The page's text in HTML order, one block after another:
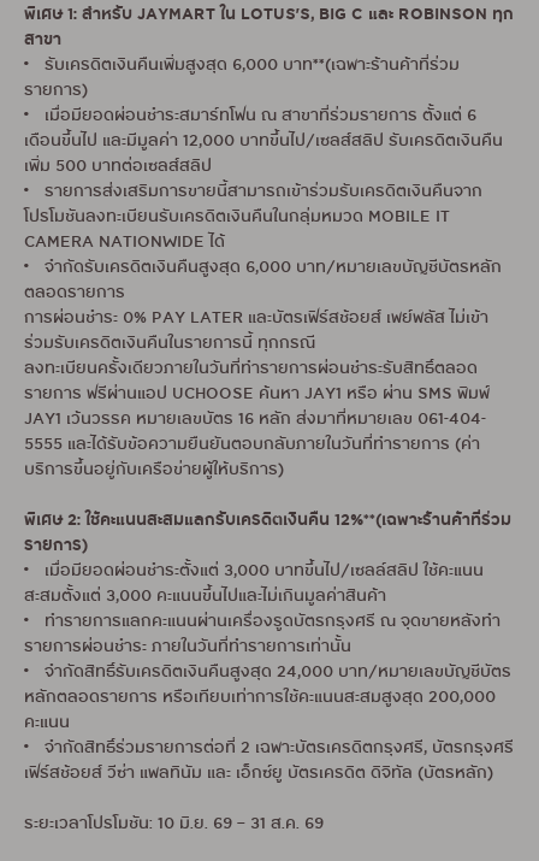
พิเศษ 1: สำหรับ JAYMART ใน LOTUS’S, BIG C และ ROBINSON ทุก
สาขา
• รับเครดิตเงินคืนเพิ่มสูงสุด 6,000 บาท**(เฉพาะร้านค้าที่ร่วม
รายการ)
• เมื่อมียอดผ่อนชำระสมาร์ทโฟน ณ สาขาที่ร่วมรายการ ตั้งแต่ 6
เดือนขึ้นไป และมีมูลค่า 12,000 บาทขึ้นไป/เซลส์สลิป รับเครดิตเงินคืน
เพิ่ม 500 บาทต่อเซลส์สลิป
• รายการส่งเสริมการขายนี้สามารถเข้าร่วมรับเครดิตเงินคืนจาก
โปรโมชันลงทะเบียนรับเครดิตเงินคืนในกลุ่มหมวด MOBILE IT
CAMERA NATIONWIDE ได้
• จำกัดรับเครดิตเงินคืนสูงสุด 6,000 บาท/หมายเลขบัญชีบัตรหลัก
ตลอดรายการ
การผ่อนชำระ 0% PAY LATER และบัตรเฟิร์สช้อยส์ เพย์พลัส ไม่เข้า
ร่วมรับเครดิตเงินคืนในรายการนี้ ทุกกรณี
ลงทะเบียนครั้งเดียวภายในวันที่ทำรายการผ่อนชำระรับสิทธิ์ตลอด
รายการ ฟรีผ่านแอป UCHOOSE ค้นหา JAY1 หรือ ผ่าน SMS พิมพ์
JAY1 เว้นวรรค หมายเลขบัตร 16 หลัก ส่งมาที่หมายเลข 061-404-
5555 และได้รับข้อความยืนยันตอบกลับภายในวันที่ทำรายการ (ค่า
บริการขึ้นอยู่กับเครือข่ายผู้ให้บริการ)
พิเศษ 2: ใช้คะแนนสะสมแลกรับเครดิตเงินคืน 12%**(เฉพาะร้านค้าที่ร่วม
รายการ)
• เมื่อมียอดผ่อนชำระตั้งแต่ 3,000 บาทขึ้นไป/เซลล์สลิป ใช้คะแนน
สะสมตั้งแต่ 3,000 คะแนนขึ้นไปและไม่เกินมูลค่าสินค้า
• ทำรายการแลกคะแนนผ่านเครื่องรูดบัตรกรุงศรี ณ จุดขายหลังทำ
รายการผ่อนชำระ ภายในวันที่ทำรายการเท่านั้น
• จำกัดสิทธิ์รับเครดิตเงินคืนสูงสุด 24,000 บาท/หมายเลขบัญชีบัตร
หลักตลอดรายการ หรือเทียบเท่าการใช้คะแนนสะสมสูงสุด 200,000
คะแนน
• จำกัดสิทธิ์ร่วมรายการต่อที่ 2 เฉพาะบัตรเครดิตกรุงศรี, บัตรกรุงศรี
เฟิร์สช้อยส์ วีซ่า แพลทินัม และ เอ็กซ์ยู บัตรเครดิต ดิจิทัล (บัตรหลัก)
ระยะเวลาโปรโมชัน: 10 มิ.ย. 69 – 31 ส.ค. 69